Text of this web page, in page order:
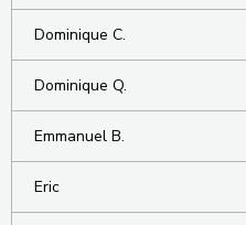
Dominique C.
Dominique Q.
Emmanuel B.
Eric